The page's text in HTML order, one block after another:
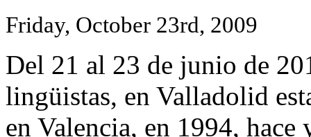
Friday, October 23rd, 2009
Del 21 al 23 de junio de
lingüistas, en Valladolid
en Valencia, en 1994, hace